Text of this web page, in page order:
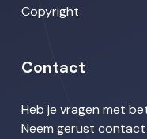
Copyright
Contact
Heb je vragen met
Neem gerust contact